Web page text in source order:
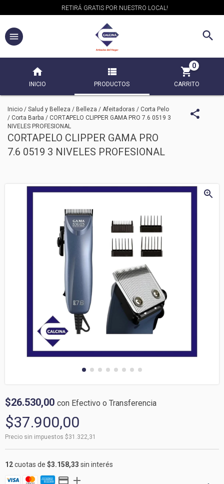
RETIRÁ GRATIS POR NUESTRO LOCAL!
INICIO PRODUCTOS CARRITO
0
Inicio / Salud y Belleza / Belleza / Afeitadoras / Corta Pelo
/ Corta Barba / CORTAPELO CLIPPER GAMA PRO 7.6 0519 3
NIVELES PROFESIONAL
CORTAPELO CLIPPER GAMA PRO
7.6 0519 3 NIVELES PROFESIONAL
$37.900,00
Precio sin impuestos $31.322,31
$26.530,00 con Efectivo o Transferencia
12cuotas de $3.158,33 sin interés